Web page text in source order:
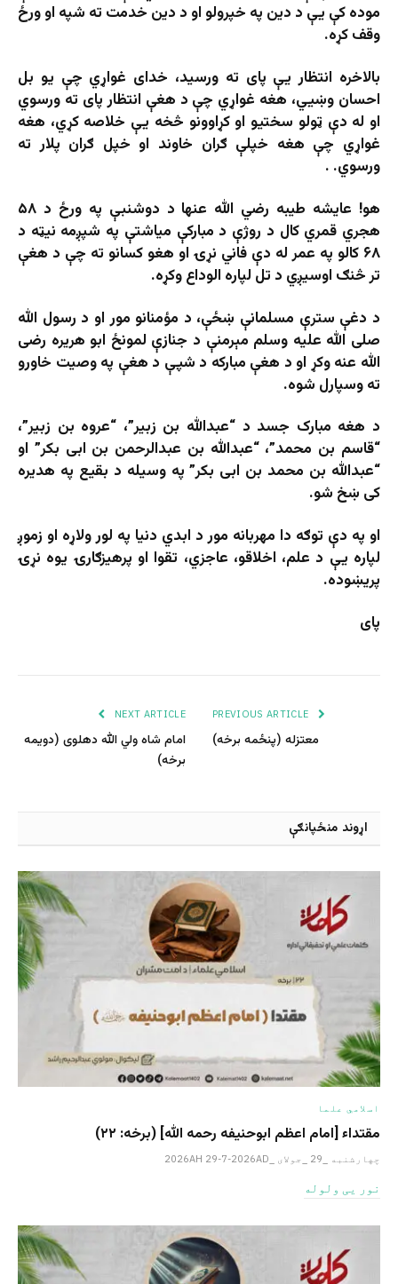
موده کې یې د دین په خپرولو او د دین خدمت ته شپه او ورځ
وقف کړه.
بالاخره انتظار یې پای ته ورسید، خدای غواړي چې یو بل
احسان وښيي، هغه غواړي چې د هغې انتظار پای ته ورسوي
او له دې ټولو سختیو او کړاوونو څخه یې خلاصه کړي، هغه
غواړي چې هغه خپلې ګران خاوند او خپل ګران پلار ته
ورسوي. .
هو! عایشه طیبه رضي الله عنها د دوشنبې په ورځ د ۵۸
هجري قمري کال د روژې د مبارکې میاشتې په شپږمه نیټه د
۶۸ کالو په عمر له دې فاني نړۍ او هغو کسانو ته چې د هغې
تر څنګ اوسیږي د تل لپاره الوداع وکړه.
د دغې سترې مسلمانې ښځې، د مؤمنانو مور او د رسول الله
صلی الله علیه وسلم مېرمنې د جنازې لمونځ ابو هریره رضی
الله عنه وکړ او د هغې مبارکه د شپې د هغې په وصیت خاورو
ته وسپارل شوه.
د هغه مبارک جسد د “عبدالله بن زبیر”، “عروه بن زبیر”،
“قاسم بن محمد”، “عبدالله بن عبدالرحمن بن ابی بکر” او
“عبدالله بن محمد بن ابی بکر” په وسیله د بقیع په هدیره
کی ښخ شو.
او په دې توګه دا مهربانه مور د ابدي دنیا په لور ولاړه او زموږ
لپاره یې د علم، اخلاقو، عاجزي، تقوا او پرهیزګارۍ یوه نړۍ
پریښوده.
پای
معتزله (پنځمه برخه)
NEXT ARTICLE
امام شاه ولي الله دهلوی (دویمه
برخه)
اړوند منځپانګې
اسلامي علما
مقتداء [امام اعظم ابوحنیفه رحمه الله‎] (برخه: ۲۲)
چهارشنبه _29 _جولای _2026AH 29-7-2026AD
نور یی ولوله